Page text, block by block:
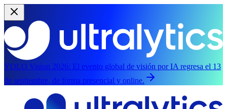
YOLO Vision 2026: El evento global de visión por IA regresa el 13
de septiembre, de forma presencial y online.